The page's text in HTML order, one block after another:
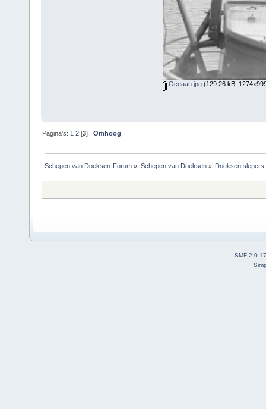
Oceaan.jpg(129.26 kB,
Pagina's: 1 2 [3]Omhoog
Schepen van Doeksen-Forum » Schepen van Doeksen» Doeksen slepers
SMF 2.0.17